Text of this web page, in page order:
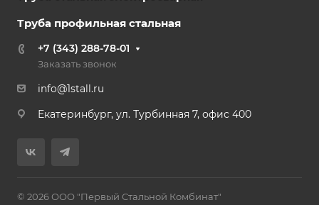
Труба профильная стальная
+7 (343) 288-78-01
Заказать звонок
info@1stall.ru
Екатеринбург, ул. Турбинная 7, офис 400
© 2026 ООО "Первый Стальной Комбинат"